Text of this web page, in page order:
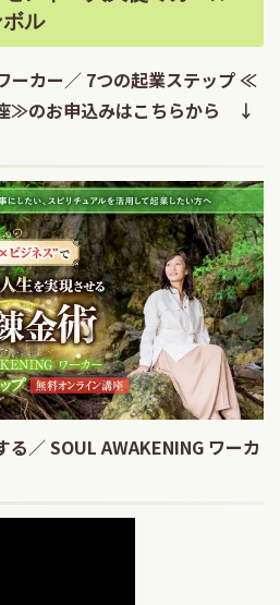
ル
ーカー／ 7つの起業ステップ ≪
≫のお申込みはこちらから ↓
／ SOUL AWAKENING ワーカ